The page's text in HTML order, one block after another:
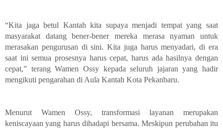
“Kita jaga betul Kantah kita supaya menjadi tempat yang saat
masyarakat datang bener-bener mereka merasa nyaman untuk
merasakan pengurusan di sini. Kita juga harus menyadari, di era
saat ini semua prosesnya harus cepat, harus ada hasilnya dengan
cepat,” terang Wamen Ossy kepada seluruh jajaran yang hadir
mengikuti pengarahan di Aula Kantah Kota Pekanbaru.
Menurut Wamen Ossy, transformasi layanan merupakan
keniscayaan yang harus dihadapi bersama. Meskipun perubahan itu